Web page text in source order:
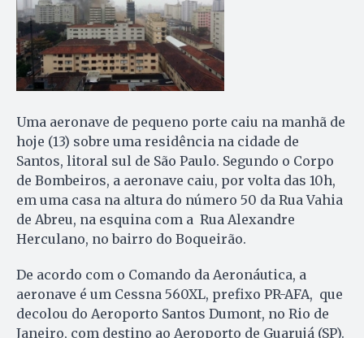
Uma aeronave de pequeno porte caiu na manhã de
hoje (13) sobre uma residência na cidade de
Santos, litoral sul de São Paulo. Segundo o Corpo
de Bombeiros, a aeronave caiu, por volta das 10h,
em uma casa na altura do número 50 da Rua Vahia
de Abreu, na esquina com a Rua Alexandre
Herculano, no bairro do Boqueirão.
De acordo com o Comando da Aeronáutica, a
aeronave é um Cessna 560XL, prefixo PR-AFA, que
decolou do Aeroporto Santos Dumont, no Rio de
Janeiro, com destino ao Aeroporto de Guarujá (SP).